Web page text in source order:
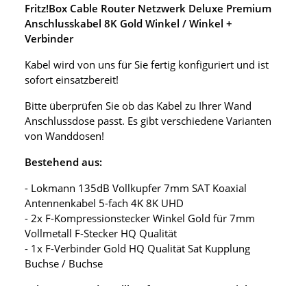
Fritz!Box Cable Router Netzwerk Deluxe Premium
Anschlusskabel 8K Gold Winkel / Winkel +
Verbinder
Kabel wird von uns für Sie fertig konfiguriert und ist
sofort einsatzbereit!
Bitte überprüfen Sie ob das Kabel zu Ihrer Wand
Anschlussdose passt. Es gibt verschiedene Varianten
von Wanddosen!
Bestehend aus:
- Lokmann 135dB Vollkupfer 7mm SAT Koaxial
Antennenkabel 5-fach 4K 8K UHD
- 2x F-Kompressionstecker Winkel Gold für 7mm
Vollmetall F-Stecker HQ Qualität
- 1x F-Verbinder Gold HQ Qualität Sat Kupplung
Buchse / Buchse